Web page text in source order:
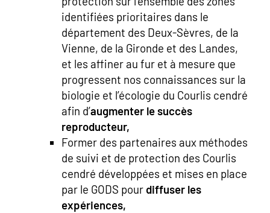
identifiées prioritaires dans le
département des Deux-Sèvres, de la
Vienne, de la Gironde et des Landes,
et les affiner au fur et à mesure que
progressent nos connaissances sur la
biologie et l’écologie du Courlis cendré
afin d’augmenter le succès
reproducteur,
Former des partenaires aux méthodes
de suivi et de protection des Courlis
cendré développées et mises en place
par le GODS pour diffuser les
expériences,